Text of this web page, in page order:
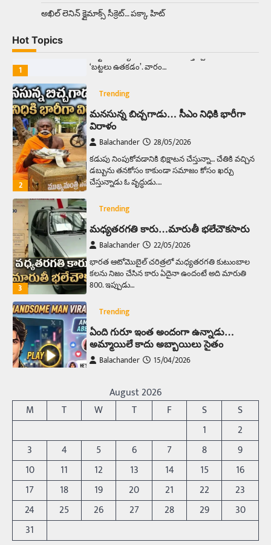
అఖిల్‌ లెనిన్ క్లైమాక్స్‌ సీక్రెట్‌… పక్కా హిట్‌
Hot Topics
1
అక్కడ ఆదివారం బట్టలు ఉతికితే…జైలుకే
సాఫ్ట్‌వేర్ ఉద్యోగి వరకు అందరికీ గుర్తొచ్చే మొదటి పని
‘బట్టలు ఉతకడం’. వారం…
2
Trending
మనసున్న బిచ్చగాడు… సీఎం నిధికి భారీగా
విరాళం
Balachander 28/05/2026
కడుపు నింపుకోవడానికి భిక్షాటన చేస్తున్నా… చేతికి వచ్చిన
డబ్బును తనకోసం కాకుండా సమాజం కోసం ఖర్చు
చేస్తున్నాడు ఓ వృద్ధుడు.…
3
Trending
మధ్యతరగతి కారు…మారుతీ భలేచౌకసారు
Balachander 22/05/2026
భారత ఆటోమొబైల్ చరిత్రలో మధ్యతరగతి కుటుంబాల
కలను నిజం చేసిన కారు ఏదైనా ఉందంటే అది మారుతి
800. ఇప్పుడు…
4
Trending
ఏంది గురూ ఇంత అందంగా ఉన్నాడు…
అమ్మాయిలే కాదు అబ్బాయిలు సైతం
Balachander 15/04/2026
బోమ్మ అని పిలుస్తాం. స్పెయిన్‌ అమ్మాయిలు చాలా
అందంగా ఉంటారనే నానుడి…
5
రోడ్డుపై ఏరులై పారిన బీర్లు… ఘాటుతో
మండుతున్న నోర్లు
Balachander 15/04/2026
ఉత్తర ప్రదేశ్‌లోని ఝాన్సీ జిల్లాలో ఒక వింతైన రోడ్డు
ప్రమాదం చోటుచేసుకుంది. ఝాన్సీ–కాన్పూర్ జాతీయ
రహదారిపై వేల సంఖ్యలో బీరు…
Trending
August 2026
M
T W T F S
S
1
2
3
4 5 6 7 8
9
10
11 12 13 14 15
16
17
18 19 20 21 22
23
24
25 26 27 28 29
30
31